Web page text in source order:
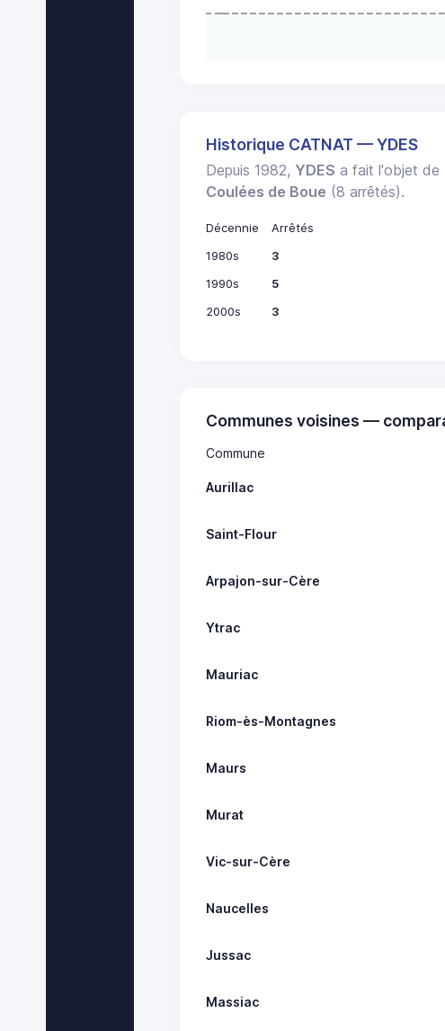
Historique CATNAT — YDES
Depuis 1982, YDES a fait l'objet de
Coulées de Boue (8 arrêtés).
Décennie
Arrêtés
1980s
3
1990s
5
2000s
3
Communes voisines —
Commune
Aurillac
Saint-Flour
Arpajon-sur-Cère
Ytrac
Mauriac
Riom-ès-Montagnes
Maurs
Murat
Vic-sur-Cère
Naucelles
Jussac
Massiac